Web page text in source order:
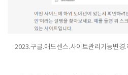
2023.구글.애드센스.사이트관리기능변경